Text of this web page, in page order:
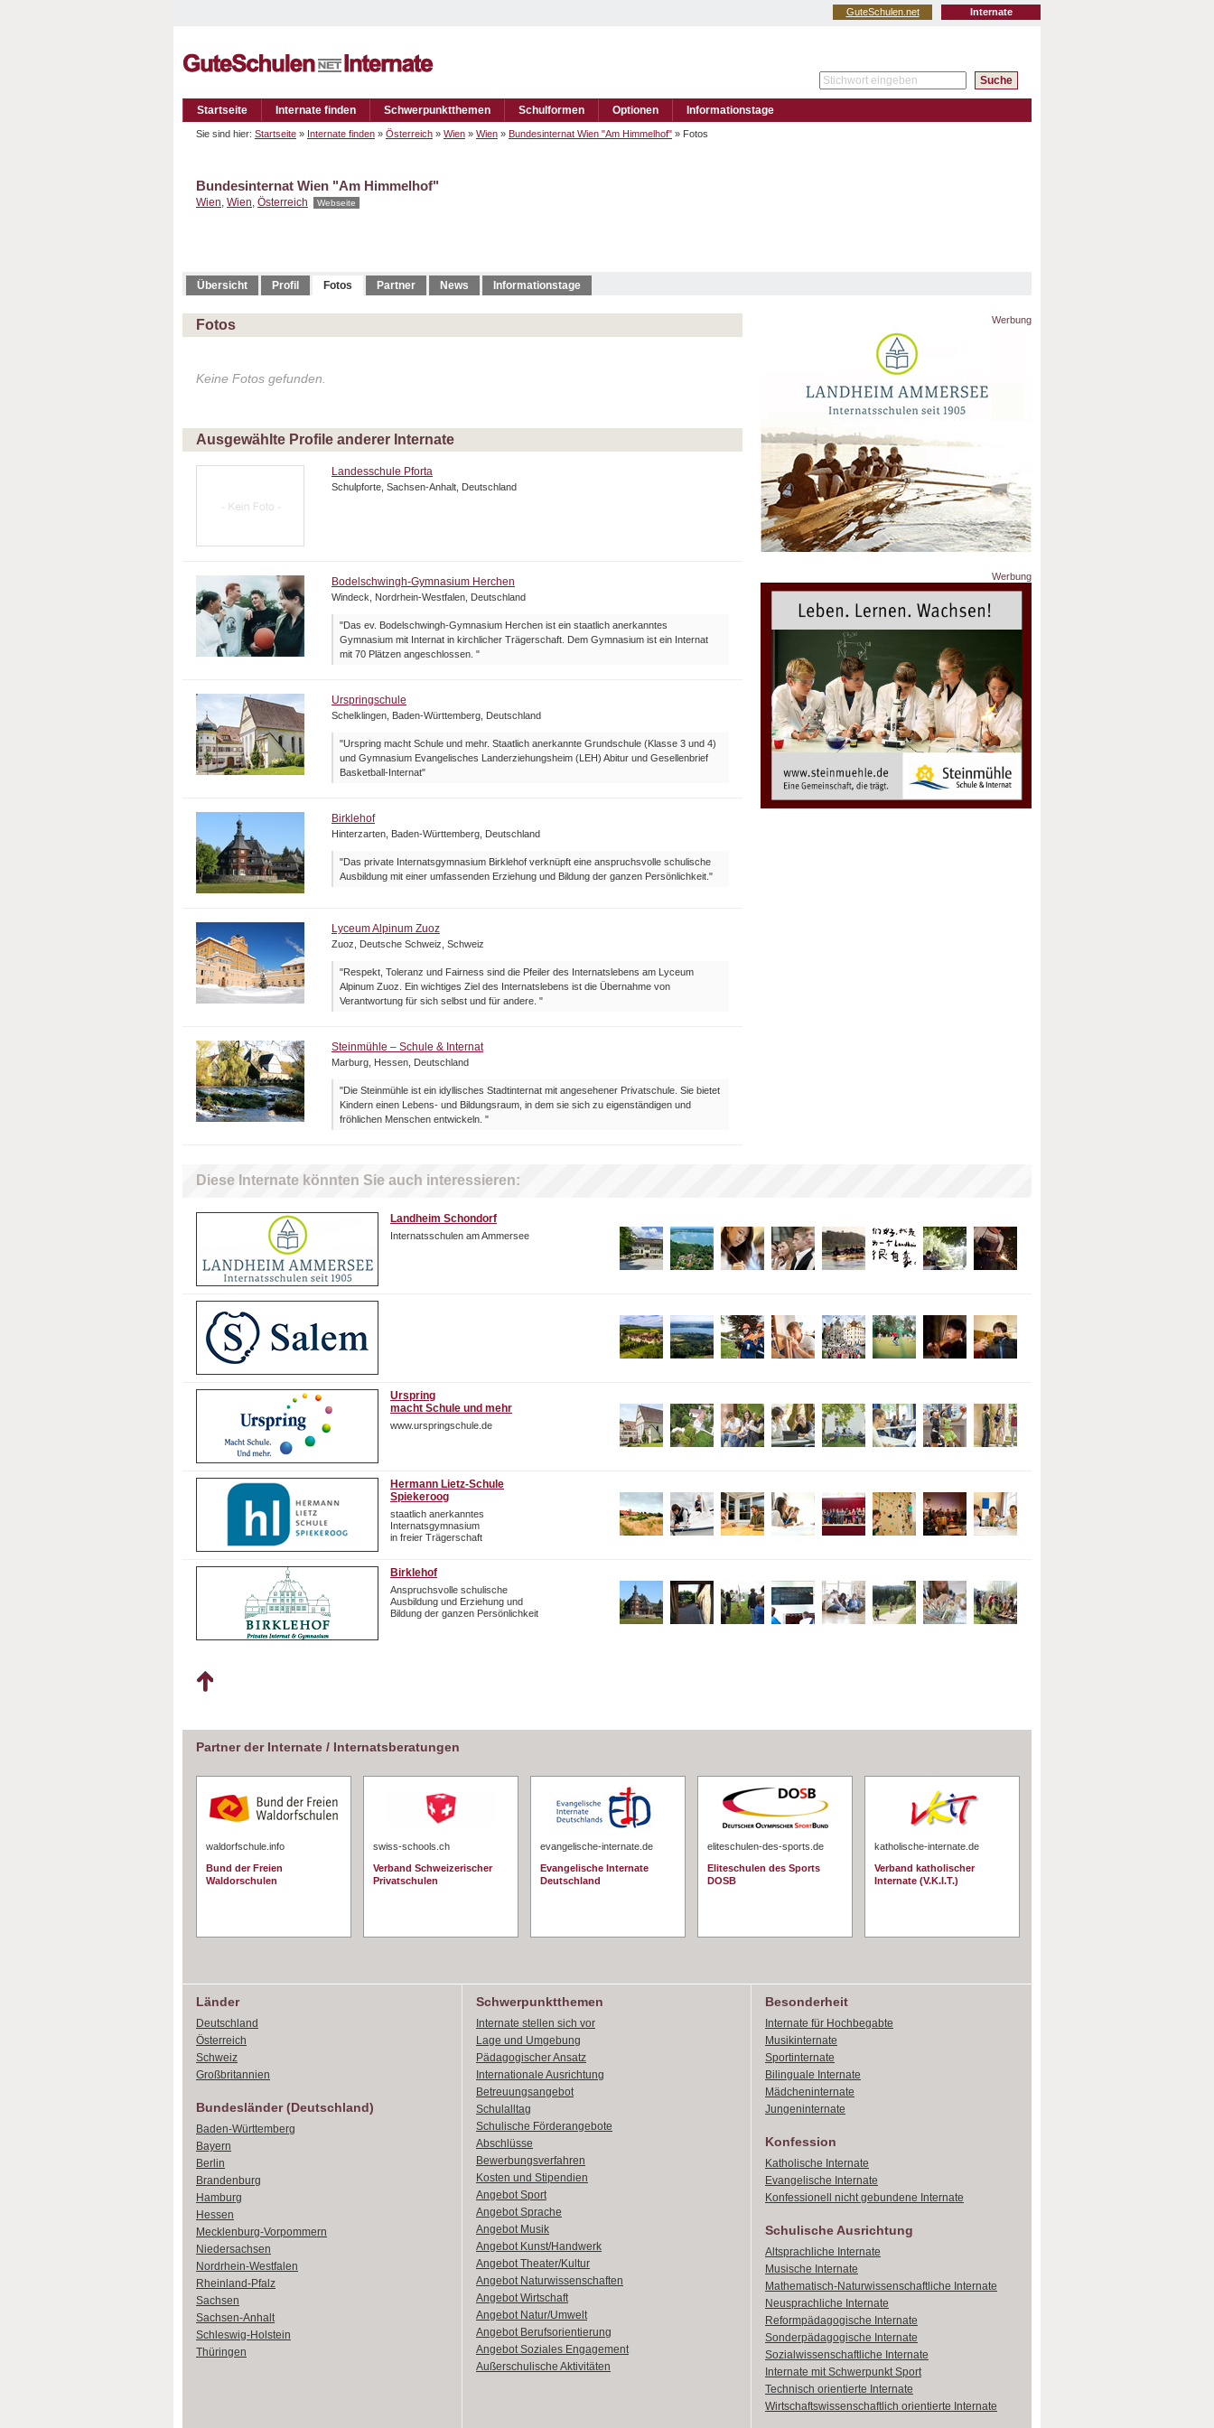
Internate
GuteSchulen.net
Startseite Internate finden Schwerpunktthemen Schulformen Optionen Informationstage
Sie sind hier: Startseite » Internate finden » Österreich » Wien » Wien » Bundesinternat Wien "Am Himmelhof" » Fotos
Bundesinternat Wien "Am Himmelhof"
Wien, Wien, Österreich Webseite
Übersicht Profil Fotos Partner News Informationstage
Fotos
Keine Fotos gefunden.
Ausgewählte Profile anderer Internate
Landesschule Pforta
Schulpforte, Sachsen-Anhalt, Deutschland
Bodelschwingh-Gymnasium Herchen
Windeck, Nordrhein-Westfalen, Deutschland
"Das ev. Bodelschwingh-Gymnasium Herchen ist ein staatlich anerkanntes
Gymnasium mit Internat in kirchlicher Trägerschaft. Dem Gymnasium ist ein Internat
mit 70 Plätzen angeschlossen. "
Urspringschule
Schelklingen, Baden-Württemberg, Deutschland
"Urspring macht Schule und mehr. Staatlich anerkannte Grundschule (Klasse 3 und 4)
und Gymnasium Evangelisches Landerziehungsheim (LEH) Abitur und Gesellenbrief
Basketball-Internat"
Birklehof
Hinterzarten, Baden-Württemberg, Deutschland
"Das private Internatsgymnasium Birklehof verknüpft eine anspruchsvolle schulische
Ausbildung mit einer umfassenden Erziehung und Bildung der ganzen Persönlichkeit."
Lyceum Alpinum Zuoz
Zuoz, Deutsche Schweiz, Schweiz
"Respekt, Toleranz und Fairness sind die Pfeiler des Internatslebens am Lyceum
Alpinum Zuoz. Ein wichtiges Ziel des Internatslebens ist die Übernahme von
Verantwortung für sich selbst und für andere. "
Steinmühle – Schule & Internat
Marburg, Hessen, Deutschland
"Die Steinmühle ist ein idyllisches Stadtinternat mit angesehener Privatschule. Sie bietet
Kindern einen Lebens- und Bildungsraum, in dem sie sich zu eigenständigen und
fröhlichen Menschen entwickeln. "
Werbung
Werbung
Diese Internate könnten Sie auch interessieren:
Landheim Schondorf
Internatsschulen am Ammersee
Urspring
macht Schule und mehr
www.urspringschule.de
Hermann Lietz-Schule
Spiekeroog
staatlich anerkanntes
Internatsgymnasium
in freier Trägerschaft
Birklehof
Anspruchsvolle schulische
Ausbildung und Erziehung und
Bildung der ganzen Persönlichkeit
Partner der Internate / Internatsberatungen
waldorfschule.info
Bund der Freien
Waldorschulen
swiss-schools.ch
Verband Schweizerischer
Privatschulen
evangelische-internate.de
Evangelische Internate
Deutschland
eliteschulen-des-sports.de
Eliteschulen des Sports
DOSB
katholische-internate.de
Verband katholischer
Internate (V.K.I.T.)
Länder
Deutschland
Österreich
Schweiz
Großbritannien
Bundesländer (Deutschland)
Baden-Württemberg
Bayern
Berlin
Brandenburg
Hamburg
Hessen
Mecklenburg-Vorpommern
Niedersachsen
Nordrhein-Westfalen
Rheinland-Pfalz
Sachsen
Sachsen-Anhalt
Schleswig-Holstein
Thüringen
Schwerpunktthemen
Internate stellen sich vor
Lage und Umgebung
Pädagogischer Ansatz
Internationale Ausrichtung
Betreuungsangebot
Schulalltag
Schulische Förderangebote
Abschlüsse
Bewerbungsverfahren
Kosten und Stipendien
Angebot Sport
Angebot Sprache
Angebot Musik
Angebot Kunst/Handwerk
Angebot Theater/Kultur
Angebot Naturwissenschaften
Angebot Wirtschaft
Angebot Natur/Umwelt
Angebot Berufsorientierung
Angebot Soziales Engagement
Außerschulische Aktivitäten
Besonderheit
Internate für Hochbegabte
Musikinternate
Sportinternate
Bilinguale Internate
Mädcheninternate
Jungeninternate
Konfession
Katholische Internate
Evangelische Internate
Konfessionell nicht gebundene Internate
Schulische Ausrichtung
Altsprachliche Internate
Musische Internate
Mathematisch-Naturwissenschaftliche Internate
Neusprachliche Internate
Reformpädagogische Internate
Sonderpädagogische Internate
Sozialwissenschaftliche Internate
Internate mit Schwerpunkt Sport
Technisch orientierte Internate
Wirtschaftswissenschaftlich orientierte Internate